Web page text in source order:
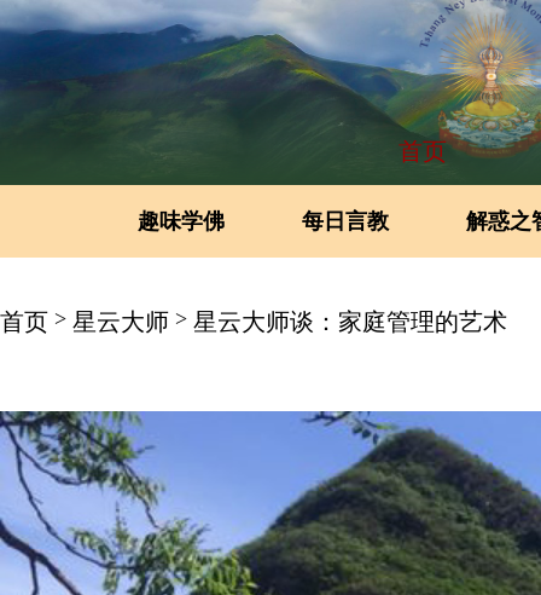
首页
趣味学佛 每日言教 解惑之
首页 > 星云大师 > 星云大师谈：家庭管理的艺术